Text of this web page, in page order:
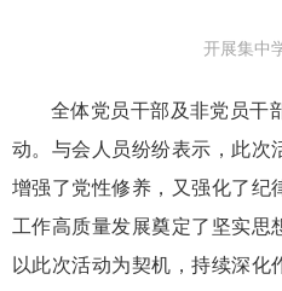
开展集中
全体党员干部及非党员干
动。与会人员纷纷表示，此次
增强了党性修养，又强化了纪
工作高质量发展奠定了坚实思
以此次活动为契机，持续深